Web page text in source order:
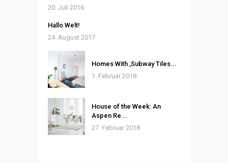
20. Juli 2016
Hallo Welt!
24. August 2017
Homes With ‚Subway Tiles...
1. Februar 2018
House of the Week: An
Aspen Re...
27. Februar 2018